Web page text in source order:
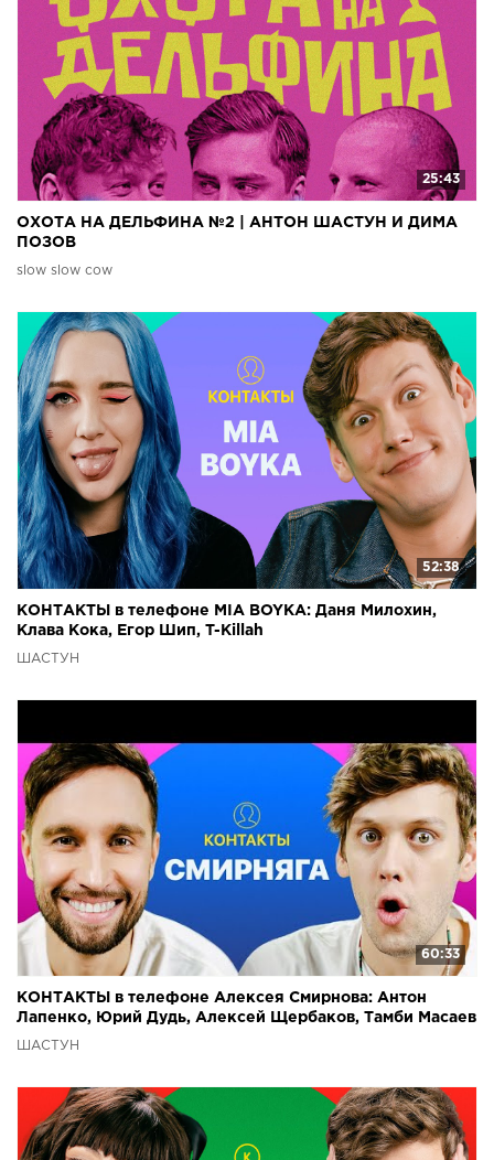
25:43
ОХОТА НА ДЕЛЬФИНА №2 | АНТОН ШАСТУН И ДИМА
ПОЗОВ
slow slow cow
52:38
КОНТАКТЫ в телефоне MIA BOYKA: Даня Милохин,
Клава Кока, Егор Шип, T-Killah
ШАСТУН
60:33
КОНТАКТЫ в телефоне Алексея Смирнова: Антон
Лапенко, Юрий Дудь, Алексей Щербаков, Тамби Масаев
ШАСТУН